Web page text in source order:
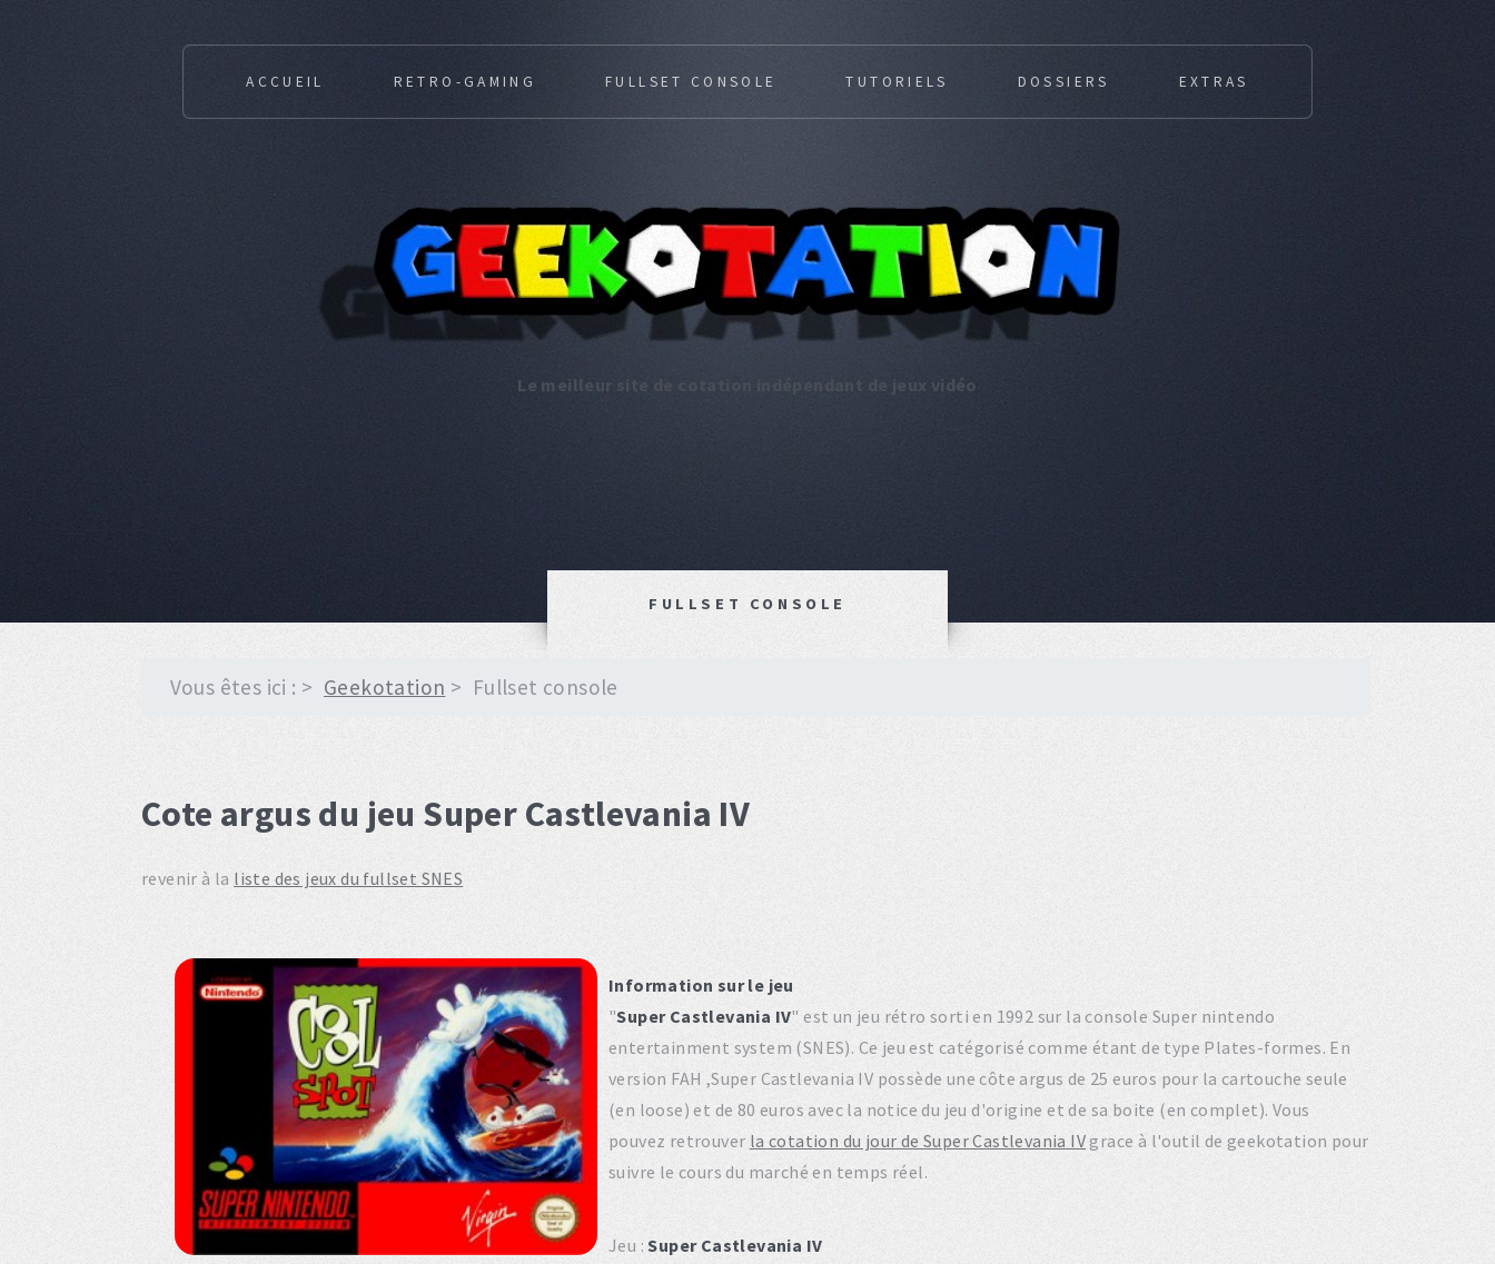
Le meilleur site de cotation indépendant de jeux vidéo
ACCUEIL RETRO-GAMING FULLSET CONSOLE TUTORIELS DOSSIERS EXTRAS
FULLSET CONSOLE
Vous êtes ici : Geekotation Fullset console
Cote argus du jeu Super Castlevania IV
revenir à la liste des jeux du fullset SNES
Information sur le jeu
"Super Castlevania IV" est un jeu rétro sorti en 1992 sur la console Super nintendo
entertainment system (SNES). Ce jeu est catégorisé comme étant de type Plates-formes. En
version FAH ,Super Castlevania IV possède une côte argus de 25 euros pour la cartouche seule
(en loose) et de 80 euros avec la notice du jeu d'origine et de sa boite (en complet). Vous
pouvez retrouver la cotation du jour de Super Castlevania IV grace à l'outil de geekotation pour
suivre le cours du marché en temps réel.
Jeu :Super Castlevania IV